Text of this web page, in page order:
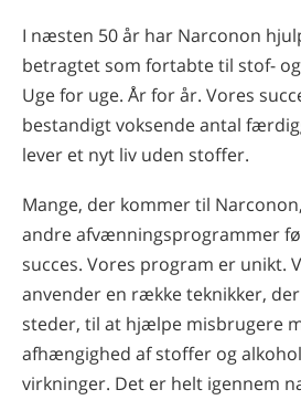
I næsten 50 år har Narconon
betragtet som fortabte til stof-
Uge for uge. År for år. Vores
bestandigt voksende antal
lever et nyt liv uden stoffer.
Mange, der kommer til
andre afvænningsprogrammer
succes. Vores program er unikt.
anvender en række teknikker,
steder, til at hjælpe misbrugere
afhængighed af stoffer og
virkninger. Det er helt igennem